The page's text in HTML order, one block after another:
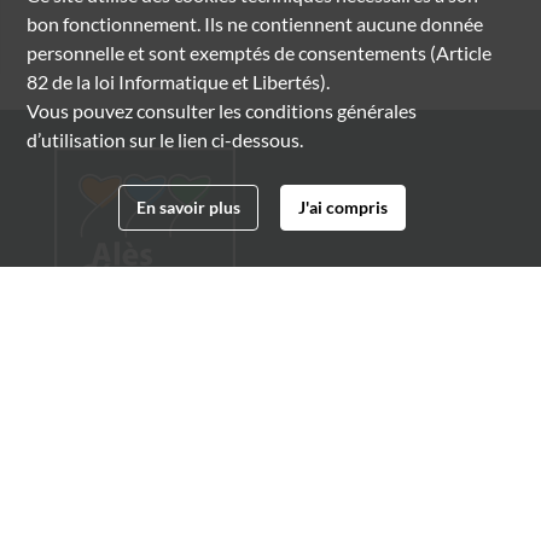
bon fonctionnement. Ils ne contiennent aucune donnée
personnelle et sont exemptés de consentements (Article
82 de la loi Informatique et Libertés).
Vous pouvez consulter les conditions générales
d’utilisation sur le lien ci-dessous.
En savoir plus J'ai compris